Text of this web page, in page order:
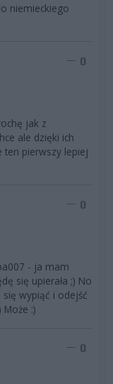
niemieckiego
0
jak z
ale dzięki ich
ten pierwszy lepiej
0
- ja mam
się upierała ;) No
wypiąć i odejść
:)
0